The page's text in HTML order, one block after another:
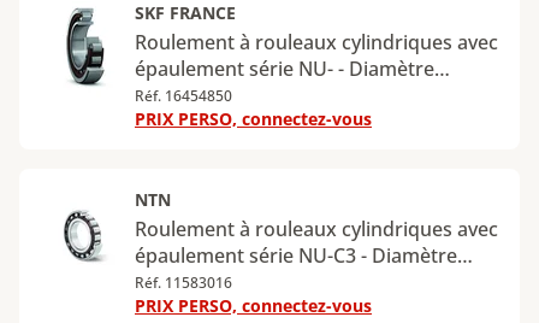
kN
SKF FRANCE
Roulement à rouleaux cylindriques avec
épaulement série NU- - Diamètre
intérieur : 80 mm - Diamètre extérieur :
125 mm - Largeur : 22 mm - Charge
kN
Réf. 16454850
PRIX PERSO, connectez-vous
NTN
Roulement à rouleaux cylindriques avec
épaulement série NU-C3 - Diamètre
intérieur : 45 mm - Diamètre extérieur :
100 mm - Largeur : 25 mm - Charge
Réf. 11583016
PRIX PERSO, connectez-vous